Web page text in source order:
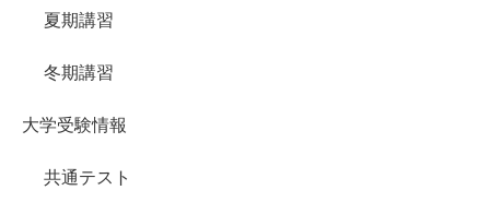
夏期講習
冬期講習
大学受験情報
共通テスト